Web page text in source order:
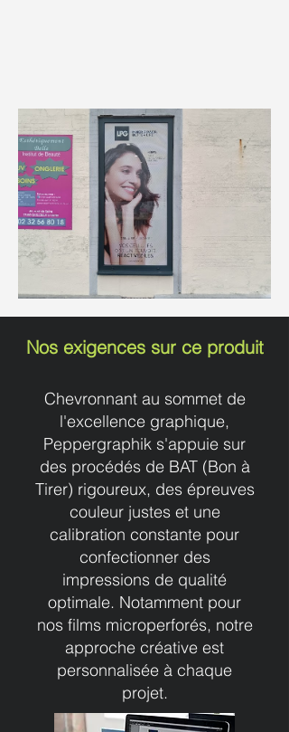
Nos exigences sur ce produit
Chevronnant au sommet de
l'excellence graphique,
Peppergraphik s'appuie sur
des procédés de BAT (Bon à
Tirer) rigoureux, des épreuves
couleur justes et une
calibration constante pour
confectionner des
impressions de qualité
optimale. Notamment pour
nos films microperforés, notre
approche créative est
personnalisée à chaque
projet.